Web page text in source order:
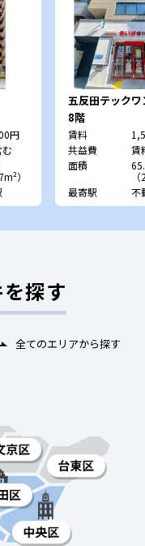
円
）
五反田テックワ
8階
賃料
共益費
賃
面積
最寄駅
不
探す
全てのエリアから探す